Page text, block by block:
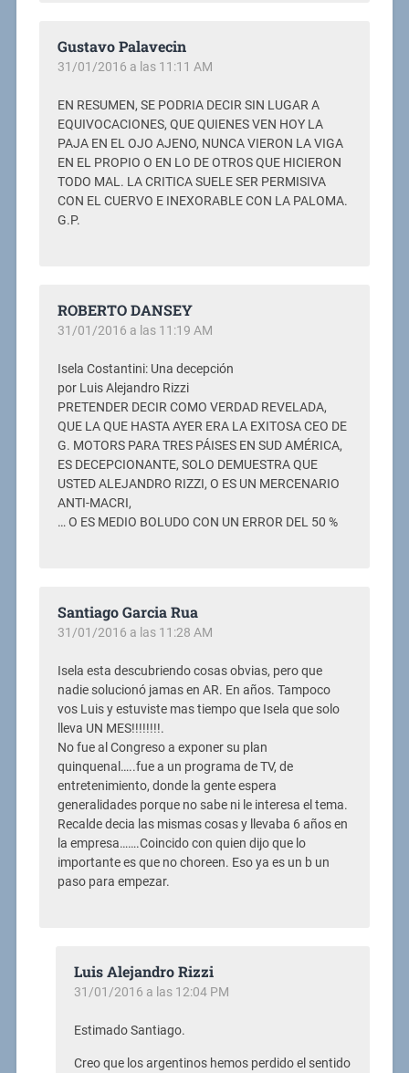
Gustavo Palavecin
31/01/2016 a las 11:11 AM
EN RESUMEN, SE PODRIA DECIR SIN LUGAR A
EQUIVOCACIONES, QUE QUIENES VEN HOY LA
PAJA EN EL OJO AJENO, NUNCA VIERON LA VIGA
EN EL PROPIO O EN LO DE OTROS QUE HICIERON
TODO MAL. LA CRITICA SUELE SER PERMISIVA
CON EL CUERVO E INEXORABLE CON LA PALOMA.
G.P.
ROBERTO DANSEY
31/01/2016 a las 11:19 AM
Isela Costantini: Una decepción
por Luis Alejandro Rizzi
PRETENDER DECIR COMO VERDAD REVELADA,
QUE LA QUE HASTA AYER ERA LA EXITOSA CEO DE
G. MOTORS PARA TRES PÁISES EN SUD AMÉRICA,
ES DECEPCIONANTE, SOLO DEMUESTRA QUE
USTED ALEJANDRO RIZZI, O ES UN MERCENARIO
ANTI-MACRI,
… O ES MEDIO BOLUDO CON UN ERROR DEL 50 %
Santiago Garcia Rua
31/01/2016 a las 11:28 AM
Isela esta descubriendo cosas obvias, pero que
nadie solucionó jamas en AR. En años. Tampoco
vos Luis y estuviste mas tiempo que Isela que solo
lleva UN MES!!!!!!!!.
No fue al Congreso a exponer su plan
quinquenal…..fue a un programa de TV, de
entretenimiento, donde la gente espera
generalidades porque no sabe ni le interesa el tema.
Recalde decia las mismas cosas y llevaba 6 años en
la empresa…….Coincido con quien dijo que lo
importante es que no choreen. Eso ya es un b un
paso para empezar.
Luis Alejandro Rizzi
31/01/2016 a las 12:04 PM
Estimado Santiago.
Creo que los argentinos hemos perdido el sentido